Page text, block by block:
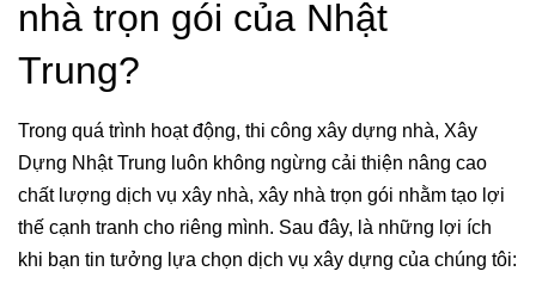
nhà trọn gói của Nhật
Trung?
Trong quá trình hoạt động, thi công xây dựng nhà, Xây
Dựng Nhật Trung luôn không ngừng cải thiện nâng cao
chất lượng dịch vụ xây nhà, xây nhà trọn gói nhằm tạo lợi
thế cạnh tranh cho riêng mình. Sau đây, là những lợi ích
khi bạn tin tưởng lựa chọn dịch vụ xây dựng của chúng tôi: